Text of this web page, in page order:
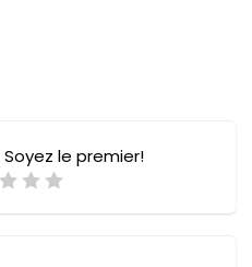
Soyez le premier!